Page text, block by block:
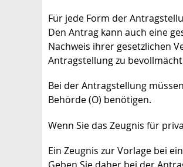
Für jede Form der
Den Antrag kann auch eine
Nachweis ihrer gesetzlichen
Antragstellung zu
Bei der Antragstellung
Behörde (O) benötigen.
Wenn Sie das Zeugnis für
Ein Zeugnis zur Vorlage bei